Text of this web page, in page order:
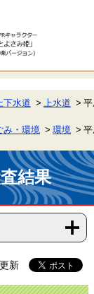
下水道 上水道
み・環境 環境
結果
新